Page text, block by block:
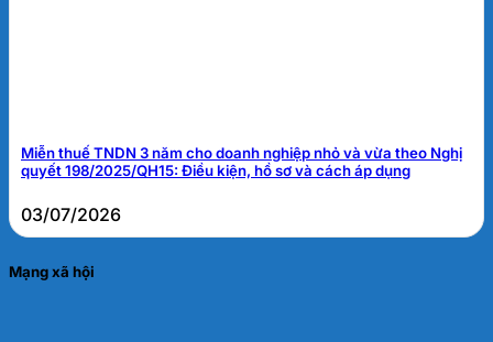
Miễn thuế TNDN 3 năm cho doanh nghiệp nhỏ và vừa theo Nghị
quyết 198/2025/QH15: Điều kiện, hồ sơ và cách áp dụng
03/07/2026
Mạng xã hội